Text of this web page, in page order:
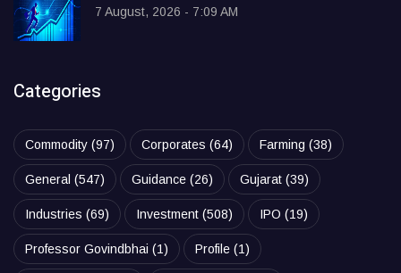
7 August, 2026 - 7:09 AM
Categories
Commodity (97) Corporates (64) Farming (38)
General (547) Guidance (26) Gujarat (39)
Industries (69) Investment (508) IPO (19)
Professor Govindbhai (1) Profile (1)